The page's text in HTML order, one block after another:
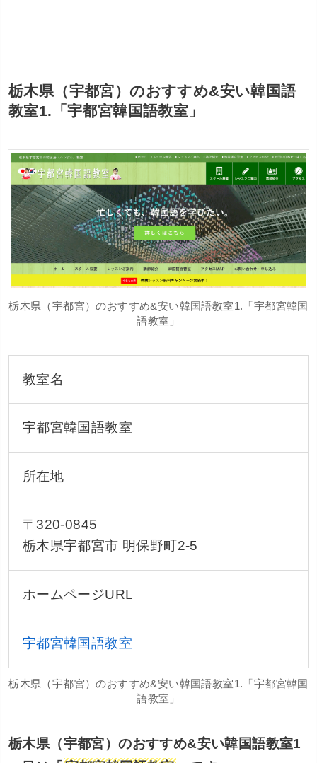
栃木県（宇都宮）のおすすめ&安い韓国語
教室1.「宇都宮韓国語教室」
栃木県（宇都宮）のおすすめ&安い韓国語教室1.「宇都宮韓国
語教室」
教室名
宇都宮韓国語教室
所在地
〒320-0845
栃木県宇都宮市 明保野町2-5
ホームページURL
宇都宮韓国語教室
栃木県（宇都宮）のおすすめ&安い韓国語教室1.「宇都宮韓国
語教室」
栃木県（宇都宮）のおすすめ&安い韓国語教室1